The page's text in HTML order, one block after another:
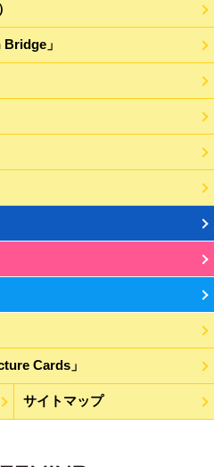
」
Cards」
サイトマップ